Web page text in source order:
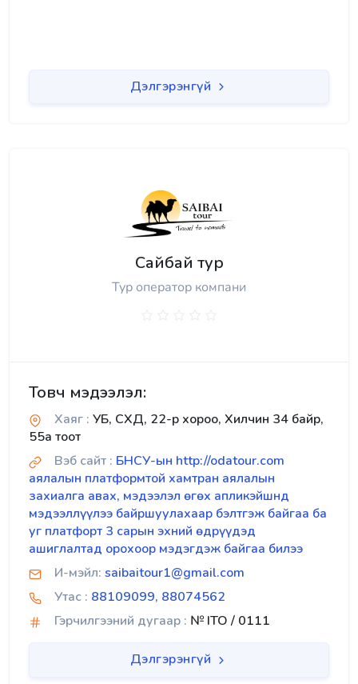
Дэлгэрэнгүй
Сайбай тур
Тур оператор компани
Товч мэдээлэл:
Хаяг : УБ, СХД, 22-р хороо, Хилчин 34 байр,
55а тоот
Вэб сайт : БНСУ-ын http://odatour.com
аялалын платформтой хамтран аялалын
захиалга авах, мэдээлэл өгөх апликэйшнд
мэдээллүүлээ байршуулахаар бэлтгэж байгаа ба
уг платфорт 3 сарын эхний өдрүүдэд
ашиглалтад орохоор мэдэгдэж байгаа билээ
И-мэйл: saibaitour1@gmail.com
Утас : 88109099, 88074562
Гэрчилгээний дугаар : № ITO / 0111
Дэлгэрэнгүй